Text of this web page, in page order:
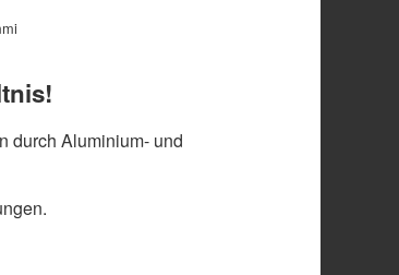
durch Aluminium- und